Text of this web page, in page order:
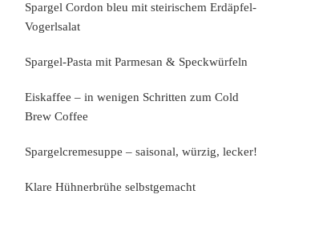
Spargel Cordon bleu mit steirischem Erdäpfel-
Vogerlsalat
Spargel-Pasta mit Parmesan & Speckwürfeln
Eiskaffee – in wenigen Schritten zum Cold
Brew Coffee
Spargelcremesuppe – saisonal, würzig, lecker!
Klare Hühnerbrühe selbstgemacht